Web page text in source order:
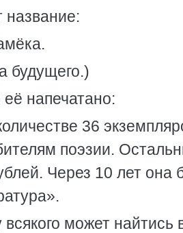
название:
будущего.)
напечатано:
36
поэзии.
Через 10 лет она
всякого может